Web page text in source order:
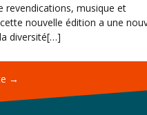
revendications, musique et
nouvelle édition a une
diversité[…]
→